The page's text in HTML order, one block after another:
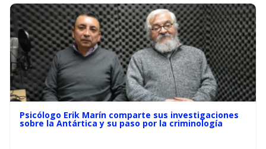
Psicólogo Erik Marín comparte sus investigaciones
sobre la Antártica y su paso por la criminología